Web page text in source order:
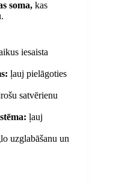
soma, kas
iesaista
ļauj pielāgoties
satvērienu
ļauj
uzglabāšanu un